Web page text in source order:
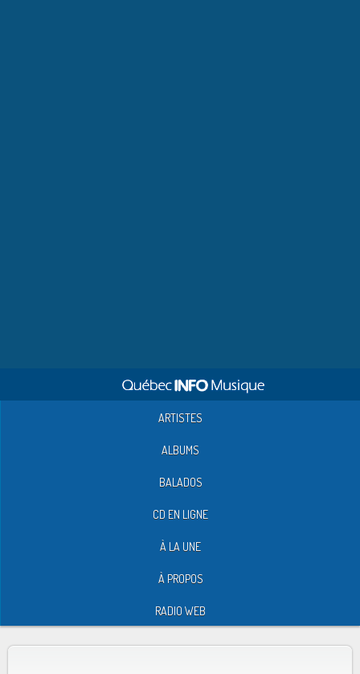
ARTISTES
ALBUMS
BALADOS
CD EN LIGNE
À LA UNE
À PROPOS
RADIO WEB